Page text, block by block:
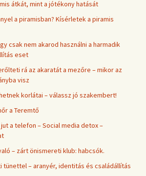
átkát, mint a jótékony hatását
a piramisban? Kísérletek a piramis
csak nem akarod használni a harmadik
eset
rá az akaratát a mezőre – mikor az
visz
korlátai – válassz jó szakembert!
a Teremtő
a telefon – Social media detox –
– zárt önismereti klub: habcsók.
tünettel – aranyér, identitás és családállítás